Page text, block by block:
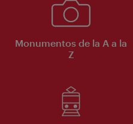
Monumentos de la A a la
Z